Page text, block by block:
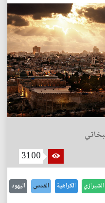
3100
الكراهية القدس اليهود